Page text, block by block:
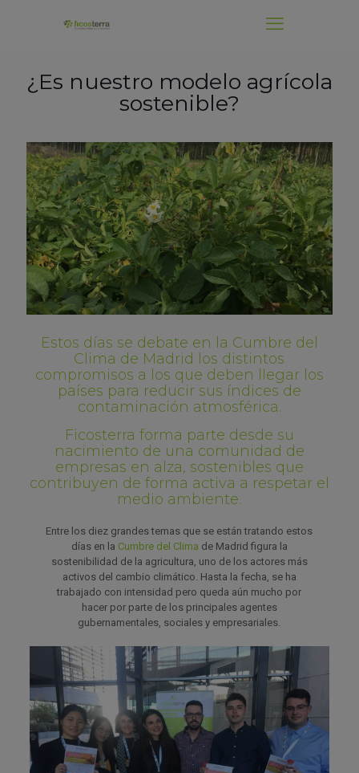
.
¿Es nuestro modelo agrícola
sostenible?
Estos días se debate en la Cumbre del
Clima de Madrid los distintos
compromisos a los que deben llegar los
países para reducir sus índices de
contaminación atmosférica.
Ficosterra forma parte desde su
nacimiento de una comunidad de
empresas en alza, sostenibles que
contribuyen de forma activa a respetar el
medio ambiente.
Entre los diez grandes temas que se están tratando estos
días en la Cumbre del Clima de Madrid figura la
sostenibilidad de la agricultura, uno de los actores más
activos del cambio climático. Hasta la fecha, se ha
trabajado con intensidad pero queda aún mucho por
hacer por parte de los principales agentes
gubernamentales, sociales y empresariales.